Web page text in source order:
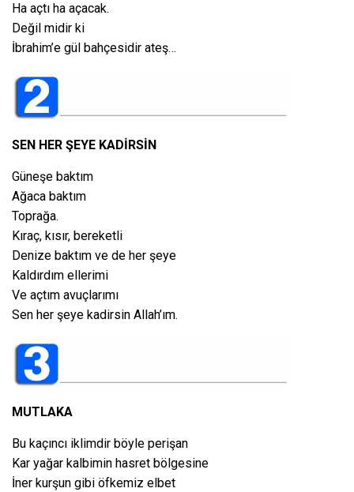
Ha açtı ha açacak.
Değil midir ki
İbrahim’e gül bahçesidir ateş…
SEN HER ŞEYE KADİRSİN
Güneşe baktım
Ağaca baktım
Toprağa.
Kıraç, kısır, bereketli
Denize baktım ve de her şeye
Kaldırdım ellerimi
Ve açtım avuçlarımı
Sen her şeye kadirsin Allah’ım.
MUTLAKA
Bu kaçıncı iklimdir böyle perişan
Kar yağar kalbimin hasret bölgesine
İner kurşun gibi öfkemiz elbet